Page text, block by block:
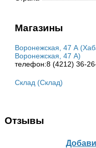
Магазины
Воронежская, 47 А
Воронежская, 47 А)
телефон:8 (4212) 36-
Склад (Склад)
Отзывы